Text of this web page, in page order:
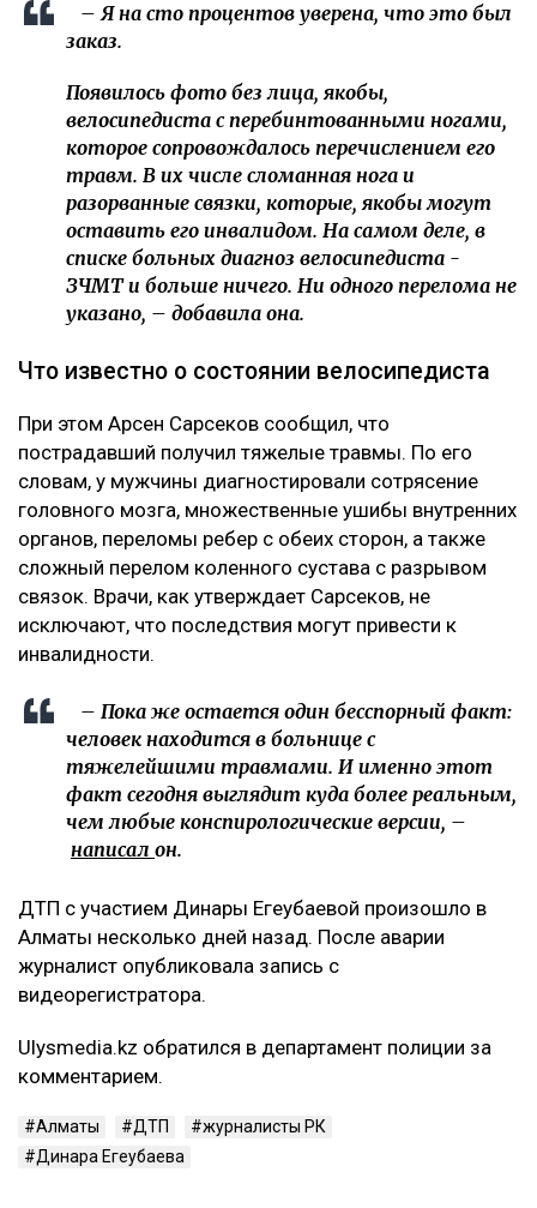
– Я на сто процентов уверена, что это был
заказ.
Появилось фото без лица, якобы,
велосипедиста с перебинтованными ногами,
которое сопровождалось перечислением его
травм. В их числе сломанная нога и
разорванные связки, которые, якобы могут
оставить его инвалидом. На самом деле, в
списке больных диагноз велосипедиста -
ЗЧМТ и больше ничего. Ни одного перелома не
указано, – добавила она.
Что известно о состоянии велосипедиста
При этом Арсен Сарсеков сообщил, что
пострадавший получил тяжелые травмы. По его
словам, у мужчины диагностировали сотрясение
головного мозга, множественные ушибы внутренних
органов, переломы ребер с обеих сторон, а также
сложный перелом коленного сустава с разрывом
связок. Врачи, как утверждает Сарсеков, не
исключают, что последствия могут привести к
инвалидности.
– Пока же остается один бесспорный факт:
человек находится в больнице с
тяжелейшими травмами. И именно этот
факт сегодня выглядит куда более реальным,
чем любые конспирологические версии, –
написал он.
ДТП с участием Динары Егеубаевой произошло в
Алматы несколько дней назад. После аварии
журналист опубликовала запись с
видеорегистратора.
Ulysmedia.kz обратился в департамент полиции за
комментарием.
Алматы ДТП
журналисты РК
Динара Егеубаева